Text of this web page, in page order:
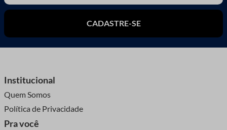
CADASTRE-SE
Institucional
Quem Somos
Política de Privacidade
Pra você